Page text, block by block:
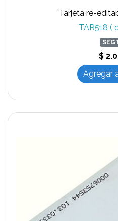
Tarjeta re-
TAR518 (
$
Agregar